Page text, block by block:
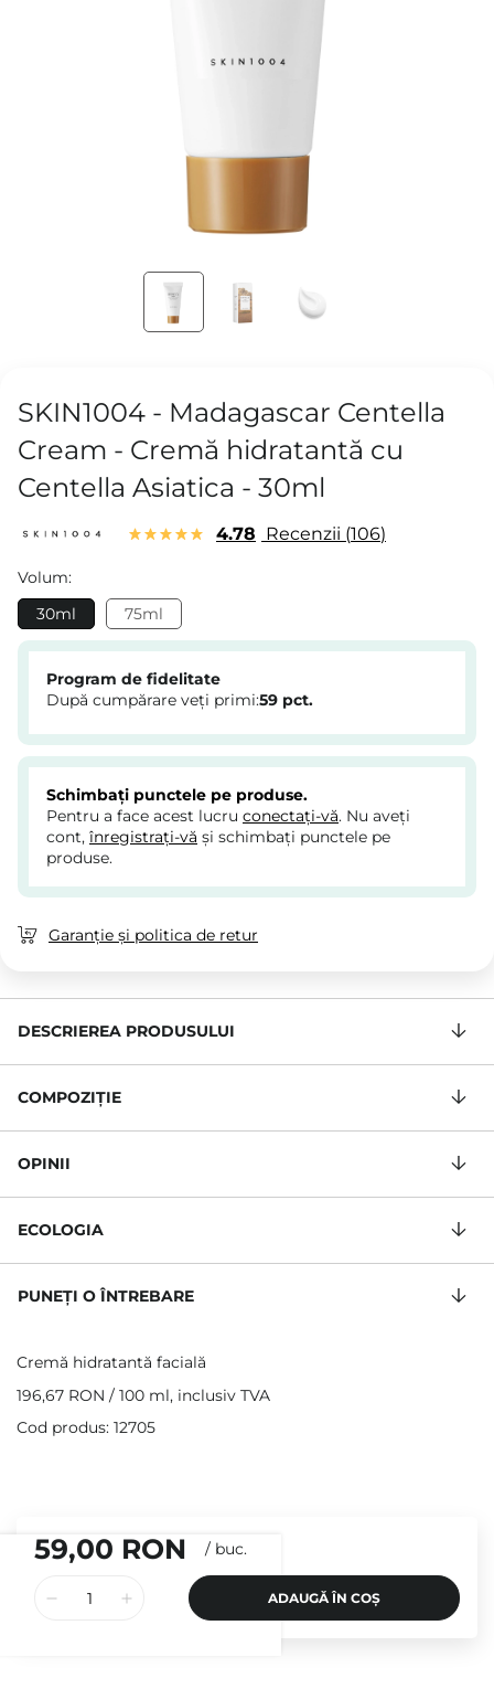
SKIN1004 - Madagascar Centella
Cream - Cremă hidratantă cu
Centella Asiatica - 30ml
4.78 Recenzii 106
Volum:
30ml
75ml
59,00 RON / buc.
ADAUGĂ ÎN COȘ
Program de fidelitate
După cumpărare veți primi:59 pct.
Schimbați punctele pe produse.
Pentru a face acest lucru conectați-vă. Nu aveți
cont, înregistrați-vă și schimbați punctele pe
produse.
Garanție și politica de retur
DESCRIEREA PRODUSULUI
COMPOZIŢIE
OPINII
ECOLOGIA
PUNEȚI O ÎNTREBARE
Cremă hidratantă facială
196,67 RON / 100 ml, inclusiv TVA
Cod produs: 12705